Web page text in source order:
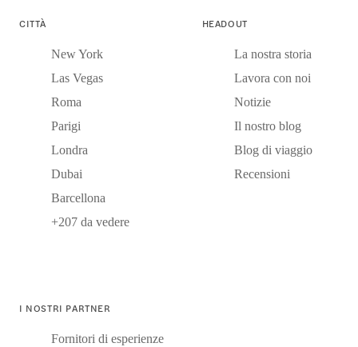
CITTÀ
New York
Las Vegas
Roma
Parigi
Londra
Dubai
Barcellona
+207 da vedere
HEADOUT
La nostra storia
Lavora con noi
Notizie
Il nostro blog
Blog di viaggio
Recensioni
I NOSTRI PARTNER
Fornitori di esperienze